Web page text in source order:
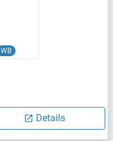
WB
Details